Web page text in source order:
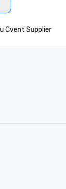
Cvent Supplier